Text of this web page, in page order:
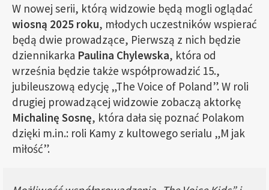
W nowej serii, którą widzowie będą mogli oglądać
wiosną 2025 roku, młodych uczestników wspierać
będą dwie prowadzące, Pierwszą z nich będzie
dziennikarka Paulina Chylewska, która od
września będzie także współprowadzić 15.,
jubileuszową edycję „The Voice of Poland”. W roli
drugiej prowadzącej widzowie zobaczą aktorkę
Michalinę Sosnę, która dała się poznać Polakom
dzięki m.in.: roli Kamy z kultowego serialu „M jak
miłość”.